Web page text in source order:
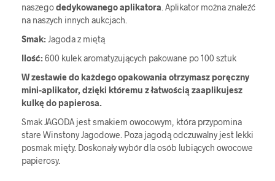
naszegodedykowanego aplikatora . Aplikator można znaleźć
na naszych innych aukcjach.
Smak:Jagoda z miętą
Ilość:600 kulek aromatyzujących pakowane po 100 sztuk
W zestawie do każdego opakowania otrzymasz poręczny
mini-aplikator, dzięki któremu z łatwością zaaplikujesz
kulkę do papierosa.
Smak JAGODA jest smakiem owocowym, która przypomina
stare Winstony Jagodowe. Poza jagodą odczuwalny jest lekki
posmak mięty. Doskonały wybór dla osób lubiących owocowe
papierosy.